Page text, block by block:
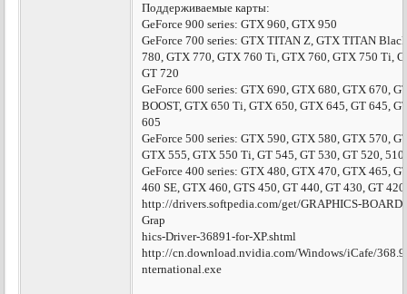
Поддерживаемые карты:
GeForce 900 series: GTX 960, GTX 950
GeForce 700 series: GTX TITAN Z, GTX TITAN
780, GTX 770, GTX 760 Ti, GTX 760, GTX 750 Ti,
GT 720
GeForce 600 series: GTX 690, GTX 680, GTX 670,
BOOST, GTX 650 Ti, GTX 650, GTX 645, GT 645,
605
GeForce 500 series: GTX 590, GTX 580, GTX 570,
GTX 555, GTX 550 Ti, GT 545, GT 530, GT 520, 510
GeForce 400 series: GTX 480, GTX 470, GTX 465,
460 SE, GTX 460, GTS 450, GT 440, GT 430, GT
http://drivers.softpedia.com/get/GRAPHICS-
Grap
hics-Driver-36891-for-XP.shtml
http://cn.download.nvidia.com/Windows/iCafe/
nternational.exe